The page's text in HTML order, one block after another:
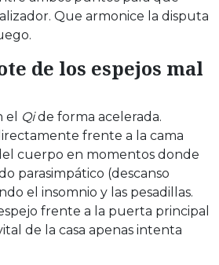
Que armonice la disputa
de los espejos mal
el Qide forma acelerada.
frente a la cama
cuerpo en momentos donde
parasimpático (descanso
el insomnio y las pesadillas.
frente a la puerta principal
de la casa apenas intenta